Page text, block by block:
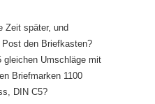
Zeit später, und
den Briefkasten?
gleichen Umschläge mit
Briefmarken 1100
DIN C5?